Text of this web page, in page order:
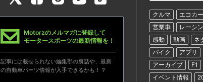
クルマ エコカー
営業車
レーシ
感動
動画 ネ
バイク
アプリ
アーカイブ
F1
イベント情報
Motorzのメルマガに登録して
モータースポーツの最新情報を！
記事には載せられない編集部の裏話や、最新
の自動車パーツ情報が入手できるかも！？